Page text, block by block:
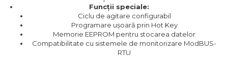
Funcții speciale:
Ciclu de agitare configurabil​
Programare ușoară prin Hot Key​
Memorie EEPROM pentru stocarea datelor​
Compatibilitate cu sistemele de monitorizare ModBUS-
RTU​